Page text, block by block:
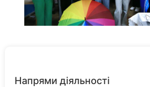
Напрями діяльності